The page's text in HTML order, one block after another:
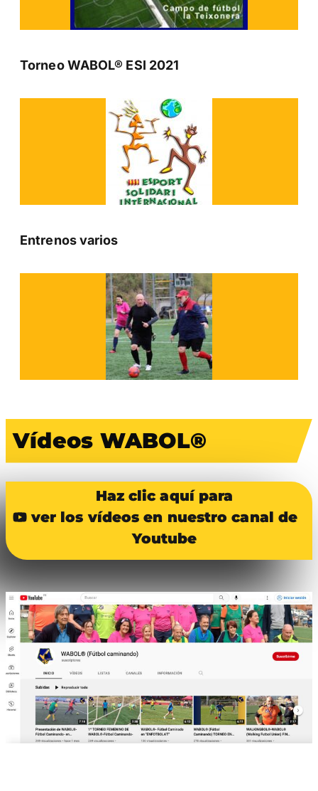
Torneo WABOL® ESI 2021
Entrenos varios
Vídeos WABOL®
Haz clic aquí para
ver los vídeos en nuestro canal de
Youtube